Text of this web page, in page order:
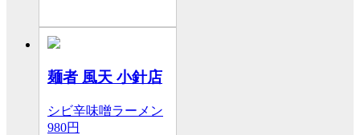
麺者 風天 小針店
シビ辛味噌ラーメン
980円